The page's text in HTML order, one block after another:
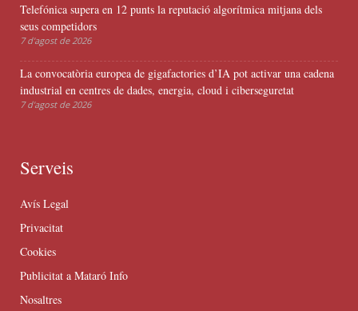
Telefónica supera en 12 punts la reputació algorítmica mitjana dels
seus competidors
7 d'agost de 2026
La convocatòria europea de gigafactories d’IA pot activar una cadena
industrial en centres de dades, energia, cloud i ciberseguretat
7 d'agost de 2026
Serveis
Avís Legal
Privacitat
Cookies
Publicitat a Mataró Info
Nosaltres